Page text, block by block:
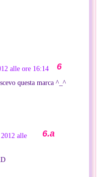
alle ore 16:14
questa marca ^_^
alle